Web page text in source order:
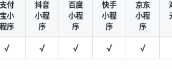
支付
宝小
程序
抖音
小程
序
百度
小程
序
快手
小程
序
京东
小程
序
√ √ √ √ √